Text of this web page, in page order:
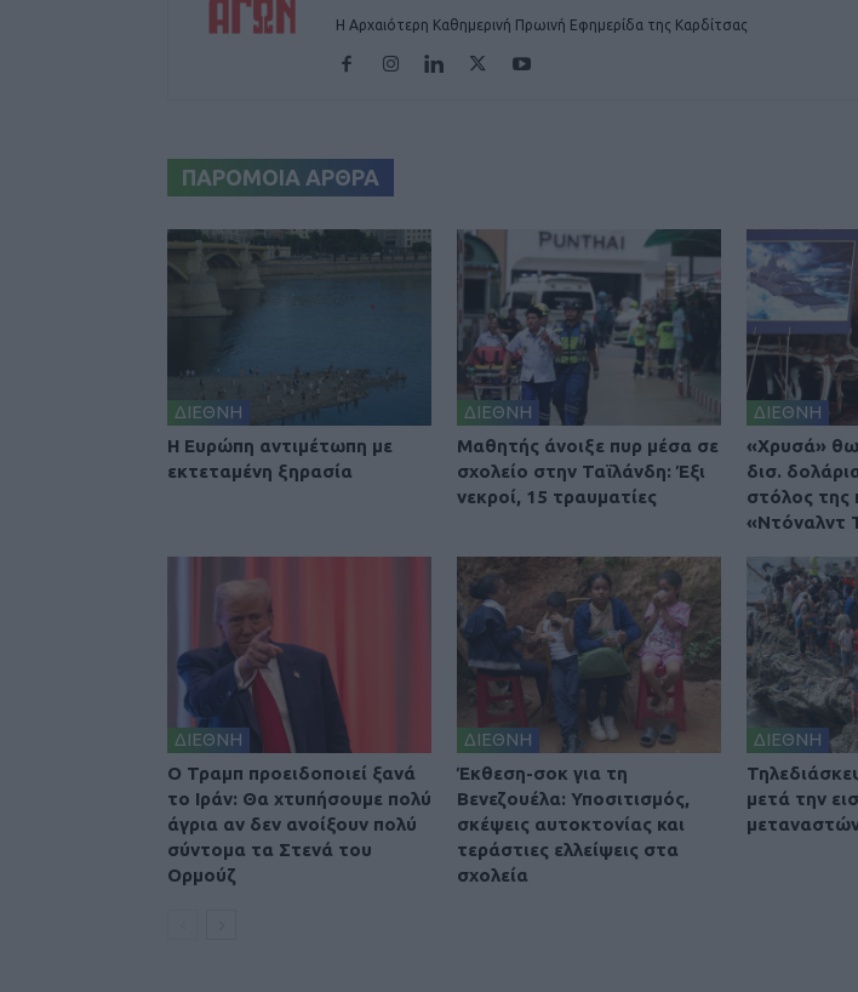
Η Αρχαιότερη Καθημερινή Πρωινή Εφημερίδα της Καρδίτσας
ΠΑΡΟΜΟΙΑ ΑΡΘΡΑ
ΔΙΕΘΝΗ
Η Ευρώπη αντιμέτωπη με
εκτεταμένη ξηρασία
ΔΙΕΘΝΗ
Μαθητής άνοιξε πυρ μέσα σε
σχολείο στην Ταϊλάνδη: Έξι
νεκροί, 15 τραυματίες
ΔΙΕΘΝΗ
«Χρυσά»
δισ.
στόλος της
«Ντόναλντ
ΔΙΕΘΝΗ
O Τραμπ προειδοποιεί ξανά
το Ιράν: Θα χτυπήσουμε πολύ
άγρια αν δεν ανοίξουν πολύ
σύντομα τα Στενά του
Ορμούζ
ΔΙΕΘΝΗ
Έκθεση-σοκ για τη
Βενεζουέλα: Υποσιτισμός,
σκέψεις αυτοκτονίας και
τεράστιες ελλείψεις στα
σχολεία
ΔΙΕΘΝΗ
μετά την